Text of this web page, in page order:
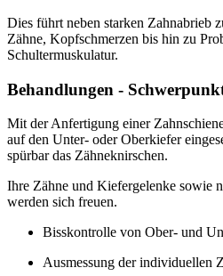
Dies führt neben starken Zahnabrieb
Zähne, Kopfschmerzen bis hin zu
Schultermuskulatur.
Behandlungen -
Mit der Anfertigung einer
auf den Unter- oder Oberkiefer
spürbar das Zähneknirschen.
Ihre Zähne und Kiefergelenke sowie
werden sich freuen.
Bisskontrolle von Ober- und
Ausmessung der individuellen